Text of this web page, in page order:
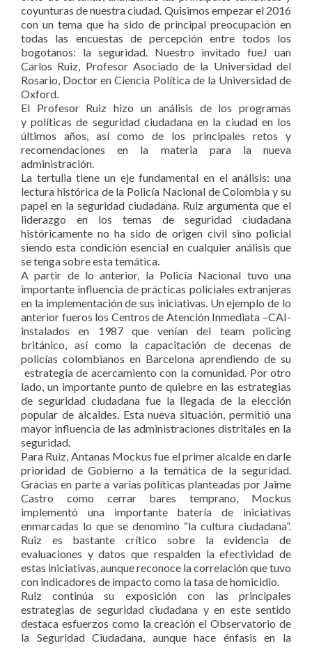
coyunturas de nuestra ciudad. Quisimos empezar el 2016
con un tema que ha sido de principal preocupación en
todas las encuestas de percepción entre todos los
bogotanos: la seguridad. Nuestro invitado fueJ uan
Carlos Ruiz, Profesor Asociado de la Universidad del
Rosario, Doctor en Ciencia Política de la Universidad de
Oxford.
El Profesor Ruiz hizo un análisis de los programas
y políticas de seguridad ciudadana en la ciudad en los
últimos años, así como de los principales retos y
recomendaciones en la materia para la nueva
administración.
La tertulia tiene un eje fundamental en el análisis: una
lectura histórica de la Policía Nacional de Colombia y su
papel en la seguridad ciudadana. Ruiz argumenta que el
liderazgo en los temas de seguridad ciudadana
históricamente no ha sido de origen civil sino policial
siendo esta condición esencial en cualquier análisis que
se tenga sobre esta temática.
A partir de lo anterior, la Policía Nacional tuvo una
importante influencia de prácticas policiales extranjeras
en la implementación de sus iniciativas. Un ejemplo de lo
anterior fueros los Centros de Atención Inmediata –CAI-
instalados en 1987 que venían del team policing
británico, así como la capacitación de decenas de
policías colombianos en Barcelona aprendiendo de su
estrategia de acercamiento con la comunidad. Por otro
lado, un importante punto de quiebre en las estrategias
de seguridad ciudadana fue la llegada de la elección
popular de alcaldes. Esta nueva situación, permitió una
mayor influencia de las administraciones distritales en la
seguridad.
Para Ruiz, Antanas Mockus fue el primer alcalde en darle
prioridad de Gobierno a la temática de la seguridad.
Gracias en parte a varias políticas planteadas por Jaime
Castro como cerrar bares temprano, Mockus
implementó una importante batería de iniciativas
enmarcadas lo que se denomino “la cultura ciudadana”.
Ruiz es bastante crítico sobre la evidencia de
evaluaciones y datos que respalden la efectividad de
estas iniciativas, aunque reconoce la correlaciónque tuvo
con indicadores de impacto como la tasa de homicidio.
Ruiz continúa su exposición con las principales
estrategias de seguridad ciudadana y en este sentido
destaca esfuerzos como la creación el Observatorio de
la Seguridad Ciudadana, aunque hace énfasis en la